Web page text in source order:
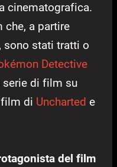
cinematografica.
a partire
sono stati tratti o
Detective
di film su
di Uncharted e
del film